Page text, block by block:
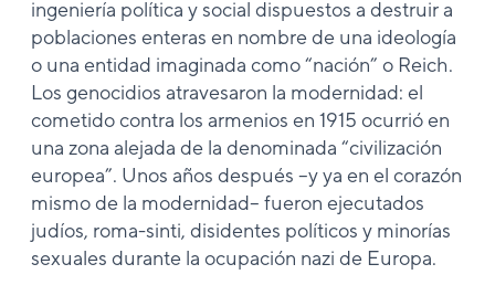
ingeniería política y social dispuestos a destruir a
poblaciones enteras en nombre de una ideología
o una entidad imaginada como “nación” o Reich.
Los genocidios atravesaron la modernidad: el
cometido contra los armenios en 1915 ocurrió en
una zona alejada de la denominada “civilización
europea”. Unos años después –y ya en el corazón
mismo de la modernidad– fueron ejecutados
judíos, roma-sinti, disidentes políticos y minorías
sexuales durante la ocupación nazi de Europa.